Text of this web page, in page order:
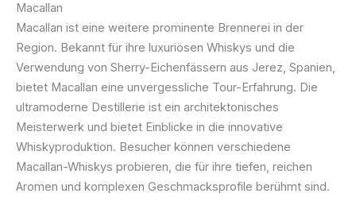
Macallan
Macallan ist eine weitere prominente Brennerei in der
Region. Bekannt für ihre luxuriösen Whiskys und die
Verwendung von Sherry-Eichenfässern aus Jerez, Spanien,
bietet Macallan eine unvergessliche Tour-Erfahrung. Die
ultramoderne Destillerie ist ein architektonisches
Meisterwerk und bietet Einblicke in die innovative
Whiskyproduktion. Besucher können verschiedene
Macallan-Whiskys probieren, die für ihre tiefen, reichen
Aromen und komplexen Geschmacksprofile berühmt sind.